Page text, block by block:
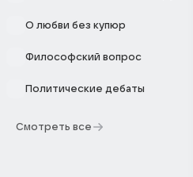
О любви без купюр
Философский вопрос
Политические дебаты
Смотреть все